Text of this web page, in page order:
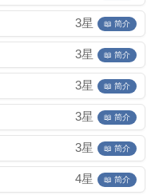
3星 📖 简介
3星 📖 简介
3星 📖 简介
3星 📖 简介
3星 📖 简介
4星 📖 简介